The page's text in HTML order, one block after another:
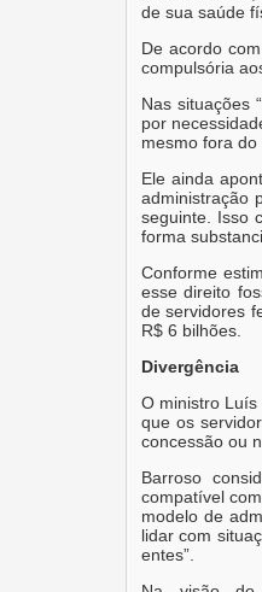
de sua saúde
De acordo
compulsória
Nas situações
por
mesmo fora
Ele ainda
administração
seguinte. Isso
forma
Conforme
esse direito
de servidores
R$ 6 bilhões.
Divergência
O ministro
que os
concessão ou
Barroso
compatível
modelo de
lidar com
entes”.